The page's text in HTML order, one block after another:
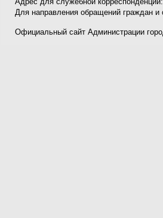
Для направления обращений граждан и
Официальный сайт Администрации